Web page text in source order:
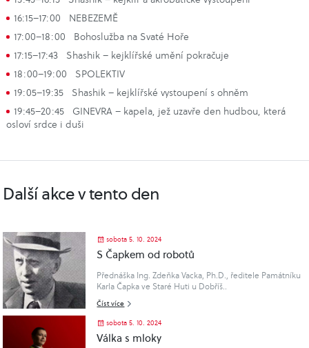
16:15–17:00 NEBEZEMĚ
17:00–18:00 Bohoslužba na Svaté Hoře
17:15–17:43 Shashik – kejklířské umění pokračuje
18:00–19:00 SPOLEKTIV
19:05–19:35 Shashik – kejklířské vystoupení s ohněm
19:45–20:45 GINEVRA – kapela, jež uzavře den hudbou, která
osloví srdce i duši
Další akce v tento den
sobota 5. 10. 2024
S Čapkem od robotů
Přednáška Ing. Zdeňka Vacka, Ph.D., ředitele Památníku
Karla Čapka ve Staré Huti u Dobříš..
Číst více
sobota 5. 10. 2024
Válka s mloky